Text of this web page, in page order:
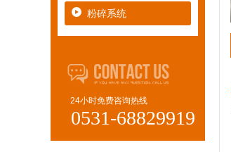
粉碎系统
24小时免费咨询热线
0531-68829919